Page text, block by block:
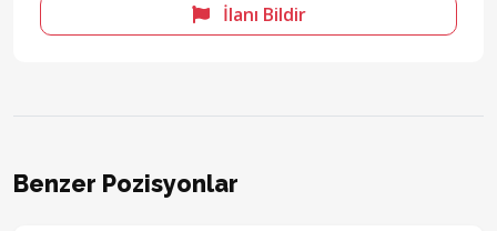
İlanı Bildir
Benzer Pozisyonlar